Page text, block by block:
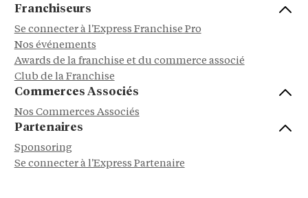
Franchiseurs
Se connecter à l'Express Franchise Pro
Nos événements
Awards de la franchise et du commerce associé
Club de la Franchise
Commerces Associés
Nos Commerces Associés
Partenaires
Sponsoring
Se connecter à l'Express Partenaire